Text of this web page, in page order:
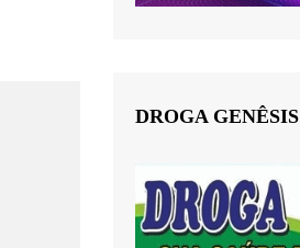
DROGA GENÊSIS